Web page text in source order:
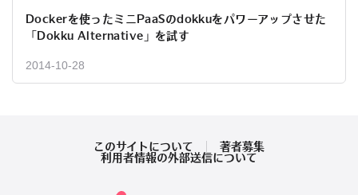
Dockerを使ったミニPaaSのdokkuをパワーアップさせた
「Dokku Alternative」を試す
2014-10-28
このサイトについて
著者募集
利用者情報の外部送信について